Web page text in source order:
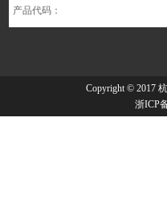
产品代码：
Copyright © 2017
浙ICP